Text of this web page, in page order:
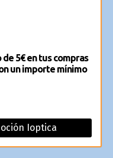
5€ en tus compras
un importe mínimo
Ioptica